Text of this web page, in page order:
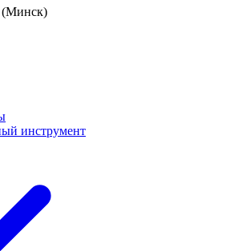
(Минск)
инструмент